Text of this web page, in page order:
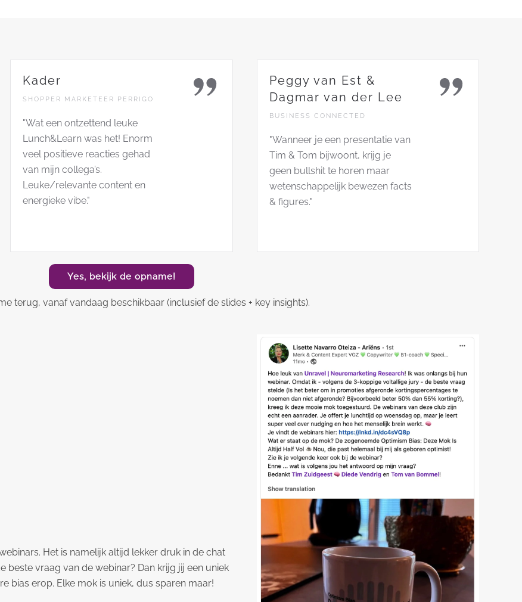
Kader
SHOPPER MARKETEER PERRIGO
"Wat een ontzettend leuke
Lunch&Learn was het! Enorm
veel positieve reacties gehad
van mijn collega’s.
Leuke/relevante content en
energieke vibe."
Peggy van Est &
Dagmar van der Lee
BUSINESS CONNECTED
"Wanneer je een presentatie van
Tim & Tom bijwoont, krijg je
geen bullshit te horen maar
wetenschappelijk bewezen facts
& figures."
Yes, bekijk de opname!
terug, vanaf vandaag beschikbaar (inclusief de slides + key insights).
Het is namelijk altijd lekker druk in de chat
beste vraag van de webinar? Dan krijg jij een uniek
bias erop. Elke mok is uniek, dus sparen maar!